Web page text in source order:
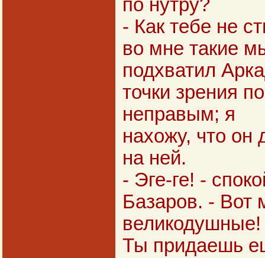
по нутру?
- Как тебе не
во мне такие
подхватил
точки зрения
неправым; я
нахожу, что он
на ней.
- Эге-ге! -
Базаров. - Вот
великодушные!
Ты придаешь